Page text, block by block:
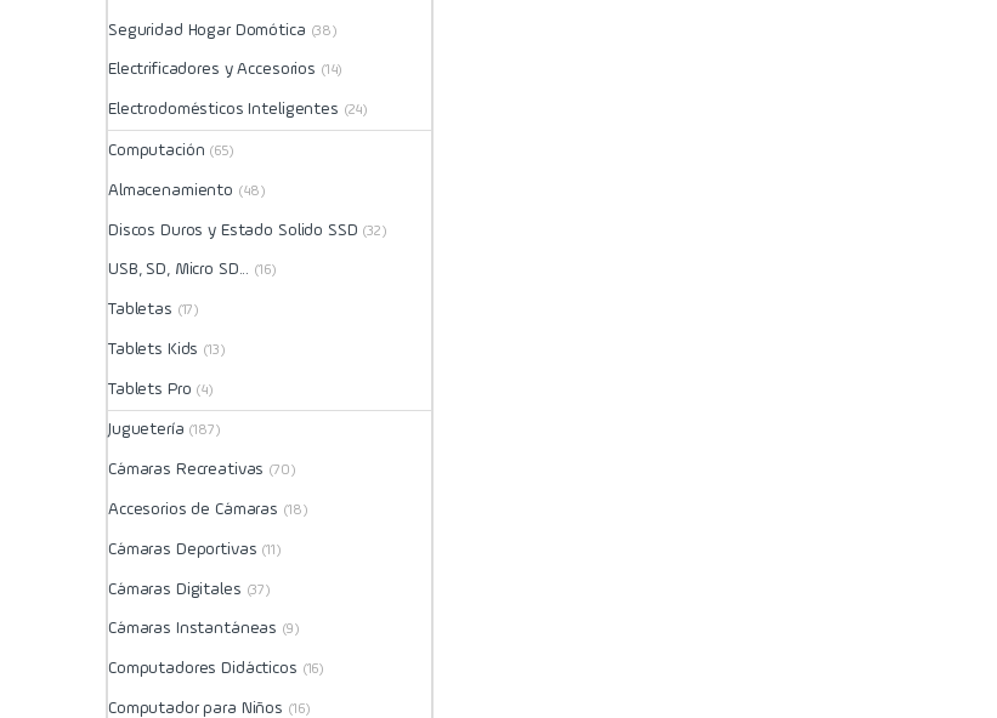
Seguridad Hogar Domótica (38)
Electrificadores y Accesorios (14)
Electrodomésticos Inteligentes (24)
Computación (65)
Almacenamiento (48)
Discos Duros y Estado Solido SSD (32)
USB, SD, Micro SD... (16)
Tabletas (17)
Tablets Kids (13)
Tablets Pro (4)
Juguetería (187)
Cámaras Recreativas (70)
Accesorios de Cámaras (18)
Cámaras Deportivas (11)
Cámaras Digitales (37)
Cámaras Instantáneas (9)
Computadores Didácticos (16)
Computador para Niños (16)